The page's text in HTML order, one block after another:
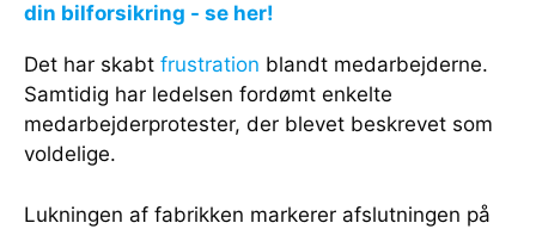
din bilforsikring - se her!
Det har skabt frustration blandt medarbejderne.
Samtidig har ledelsen fordømt enkelte
medarbejderprotester, der blevet beskrevet som
voldelige.
Lukningen af fabrikken markerer afslutningen på